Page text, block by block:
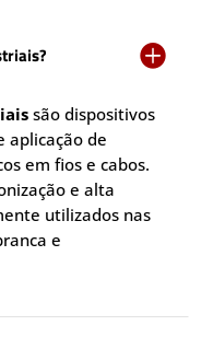

são dispositivos
aplicação de
em fios e cabos.
e alta
utilizados nas
e